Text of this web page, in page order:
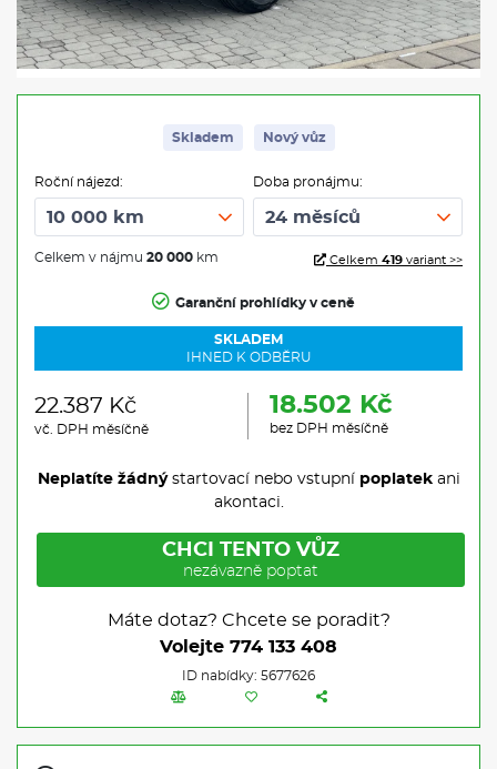
Skladem Nový vůz
Roční nájezd:
Celkem v nájmu 20 000 km
Doba pronájmu:
Celkem 419 variant >>
Garanční prohlídky v ceně
SKLADEM
IHNED K ODBĚRU
22.387 Kč
vč. DPH měsíčně
18.502 Kč
bez DPH měsíčně
Neplatíte žádnýstartovací nebo vstupní poplatekani
akontaci.
CHCI TENTO VŮZ
nezávazně poptat
Máte dotaz? Chcete se poradit?
Volejte 774 133 408
ID nabídky: 5677626